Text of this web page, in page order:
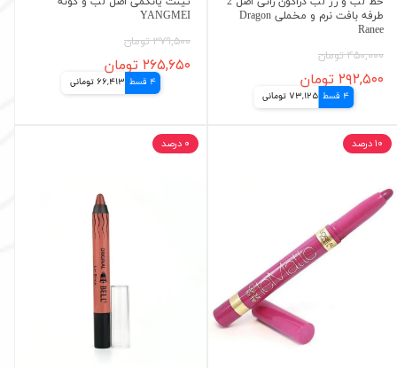
طرفه بافت نرم و مخملی Dragon
Ranee
۴۵۰,۰۰۰ تومان
۲۹۲,۵۰۰ تومان
4 قسط 73,125 تومانی
YANGMEI
۳۷۹,۵۰۰ تومان
۲۶۵,۶۵۰ تومان
4 قسط 66,413 تومانی
۱۰ درصد ۰ درصد